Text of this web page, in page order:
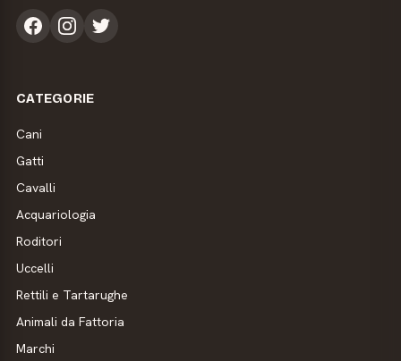
CATEGORIE
Cani
Gatti
Cavalli
Acquariologia
Roditori
Uccelli
Rettili e Tartarughe
Animali da Fattoria
Marchi